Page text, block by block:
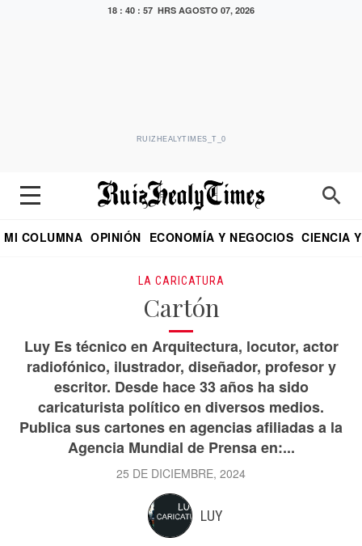
18 : 40 : 58 HRS AGOSTO 07, 2026
RUIZHEALYTIMES_T_0
MI COLUMNA OPINIÓN ECONOMÍA Y NEGOCIOS CIENCIA
LA CARICATURA
Cartón
Luy Es técnico en Arquitectura, locutor, actor
radiofónico, ilustrador, diseñador, profesor y
escritor. Desde hace 33 años ha sido
caricaturista político en diversos medios.
Publica sus cartones en agencias afiliadas a la
Agencia Mundial de Prensa en:...
25 DE DICIEMBRE, 2024
LUY